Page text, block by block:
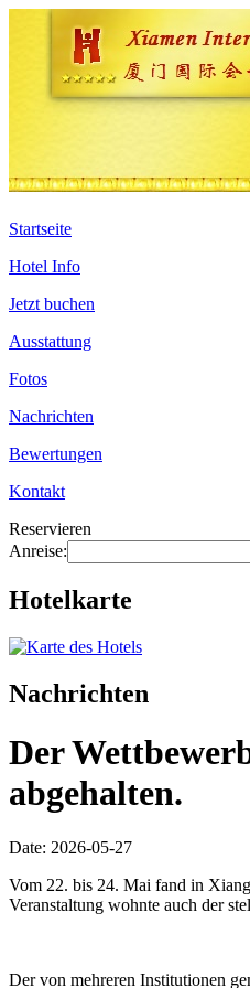
Startseite
Hotel Info
Jetzt buchen
Ausstattung
Fotos
Nachrichten
Bewertungen
Kontakt
Reservieren
Anreise:
Hotelkarte
Nachrichten
Der
abgehalten.
Date: 2026-05-27
Vom 22. bis 24. Mai fand in
Veranstaltung wohnte auch der
Der von mehreren Institutionen